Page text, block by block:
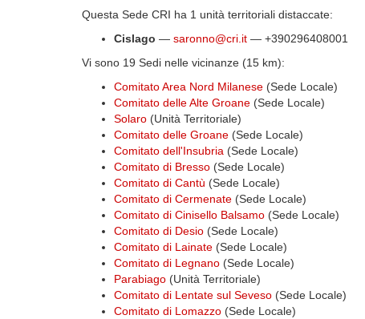
Questa Sede CRI ha 1 unità territoriali distaccate:
Cislago — saronno@cri.it — +390296408001
Vi sono 19 Sedi nelle vicinanze (15 km):
Comitato Area Nord Milanese (Sede Locale)
Comitato delle Alte Groane (Sede Locale)
Solaro (Unità Territoriale)
Comitato delle Groane (Sede Locale)
Comitato dell'Insubria (Sede Locale)
Comitato di Bresso (Sede Locale)
Comitato di Cantù (Sede Locale)
Comitato di Cermenate (Sede Locale)
Comitato di Cinisello Balsamo (Sede Locale)
Comitato di Desio (Sede Locale)
Comitato di Lainate (Sede Locale)
Comitato di Legnano (Sede Locale)
Parabiago (Unità Territoriale)
Comitato di Lentate sul Seveso (Sede Locale)
Comitato di Lomazzo (Sede Locale)